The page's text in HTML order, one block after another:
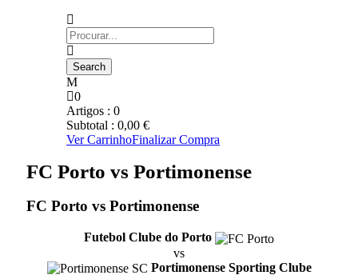
0
Artigos : 0
Subtotal : 0,00 €
Ver CarrinhoFinalizar Compra
FC Porto vs Portimonense
FC Porto vs Portimonense
Futebol Clube do Porto
vs
Portimonense Sporting Clube